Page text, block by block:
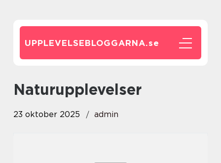
UPPLEVELSEBLOGGARNA.se
Naturupplevelser
23 oktober 2025 admin